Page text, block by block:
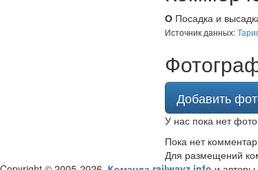
О Посадка и
Источник данных:
Добавить
У нас пока нет
Пока нет
Для размещений